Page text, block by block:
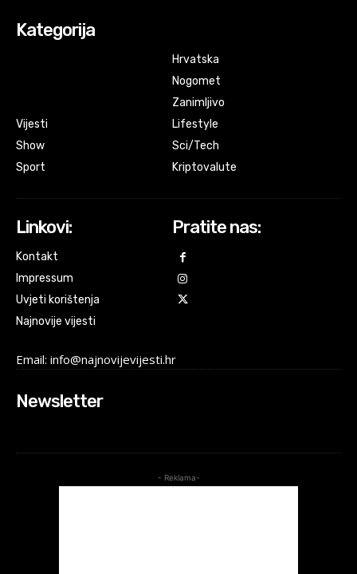
Kategorija
Vijesti
Show
Sport
Hrvatska
Nogomet
Zanimljivo
Lifestyle
Sci/Tech
Kriptovalute
Linkovi:
Kontakt
Impressum
Uvjeti korištenja
Najnovije vijesti
Pratite nas:
Email: info@najnovijevijesti.hr
Newsletter
- Reklama-